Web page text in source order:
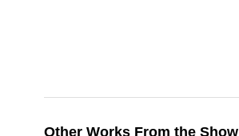
Other Works From the Show